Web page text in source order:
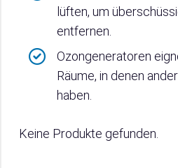
lüften, um
entfernen.
Ozongeneratoren
Räume, in denen
haben.
Keine Produkte gefunden.